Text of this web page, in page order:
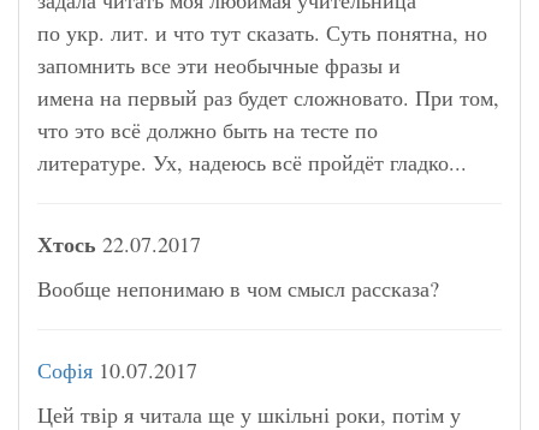
по укр. лит. и что тут сказать. Суть понятна, но
запомнить все эти необычные фразы и
имена на первый раз будет сложновато. При том,
что это всё должно быть на тесте по
литературе. Ух, надеюсь всё пройдёт гладко...
Хтось 22.07.2017
Вообще непонимаю в чом смысл рассказа?
Софія 10.07.2017
Цей твір я читала ще у шкільні роки, потім у